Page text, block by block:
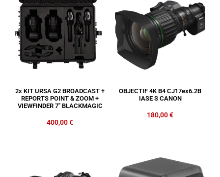
2x KIT URSA G2 BROADCAST +
REPORTS POINT & ZOOM +
VIEWFINDER 7″ BLACKMAGIC
400,00€
OBJECTIF 4K B4 CJ17ex6.2B
IASE S CANON
180,00€